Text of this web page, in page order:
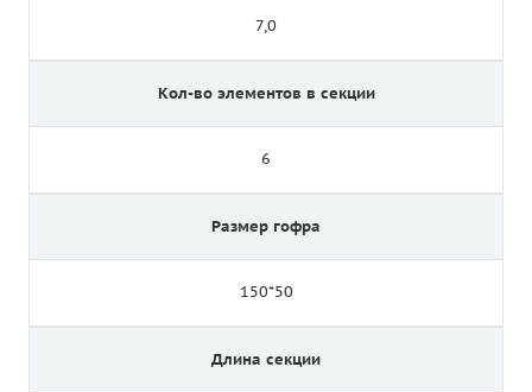
7,0
Кол-во элементов в секции
6
Размер гофра
150*50
Длина секции